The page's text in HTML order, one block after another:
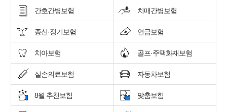
간호간병보험 치매간병보험
종신·정기보험 연금보험
치아보험 골프·주택화재보험
실손의료보험 자동차보험
8월 추천보험 맞춤보험